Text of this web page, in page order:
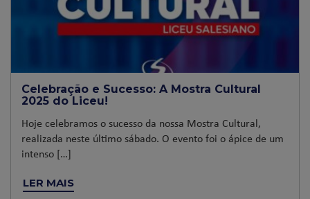
Celebração e Sucesso: A Mostra Cultural
2025 do Liceu!
Hoje celebramos o sucesso da nossa Mostra Cultural,
realizada neste último sábado. O evento foi o ápice de um
intenso […]
LER MAIS